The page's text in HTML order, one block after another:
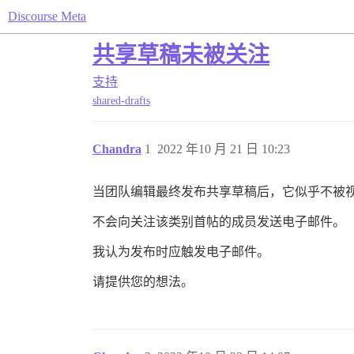
Discourse Meta
共享草稿未被关注
支持
shared-drafts
Chandra 2022 年10 月 21 日 10:23
1
当团队编辑最终发布共享草稿后，它似乎不被
不会向关注该类别首帖的成员发送电子邮件。
我认为发布时应触发电子邮件。
请提供您的想法。